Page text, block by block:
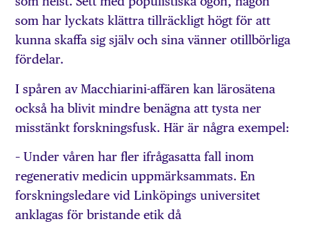
som har lyckats klättra tillräckligt högt för att
kunna skaffa sig själv och sina vänner otillbörliga
fördelar.
I spåren av Macchiarini-affären kan lärosätena
också ha blivit mindre benägna att tysta ner
misstänkt forskningsfusk. Här är några exempel:
– Under våren har fler ifrågasatta fall inom
regenerativ medicin uppmärksammats. En
forskningsledare vid Linköpings universitet
anklagas för bristande etik då